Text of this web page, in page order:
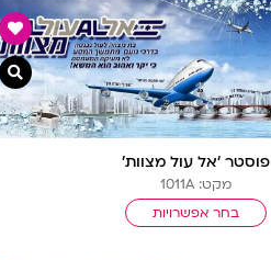
פוסטר ‘אל עול מצוות’
מקט: 1011A
בחר אפשרויות